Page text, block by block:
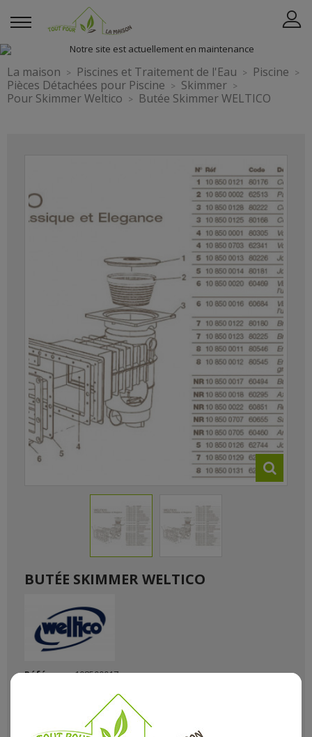
La maison Piscines et Traitement de l'Eau
Piscine
Pièces Détachées pour Piscine
Skimmer
Pour Skimmer Weltico
Butée Skimmer WELTICO
BUTÉE SKIMMER WELTICO
Référence108500017